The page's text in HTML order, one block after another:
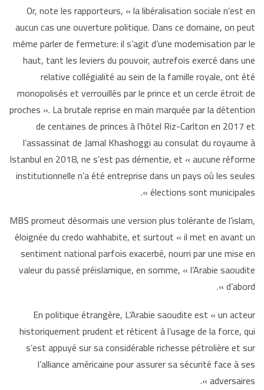
Or, note les rapporteurs, « la libéralisation sociale n’est en
aucun cas une ouverture politique. Dans ce domaine, on peut
même parler de fermeture: il s’agit d’une modernisation par le
haut, tant les leviers du pouvoir, autrefois exercé dans une
relative collégialité au sein de la famille royale, ont été
monopolisés et verrouillés par le prince et un cercle étroit de
proches ». La brutale reprise en main marquée par la détention
de centaines de princes à l’hôtel Riz-Carlton en 2017 et
l’assassinat de Jamal Khashoggi au consulat du royaume à
Istanbul en 2018, ne s’est pas démentie, et « aucune réforme
institutionnelle n’a été entreprise dans un pays où les seules
élections sont municipales ».
MBS promeut désormais une version plus tolérante de l’islam,
éloignée du credowahhabite, et surtout « il met en avant un
sentiment national parfois exacerbé, nourri par une mise en
valeur du passé préislamique, en somme, « l’Arabie saoudite
d’abord ».
En politique étrangère, L’Arabie saoudite est « un acteur
historiquement prudent et réticent à l’usage de la force, qui
s’est appuyé sur sa considérable richesse pétrolière et sur
l’alliance américaine pour assurer sa sécurité face à ses
adversaires ».